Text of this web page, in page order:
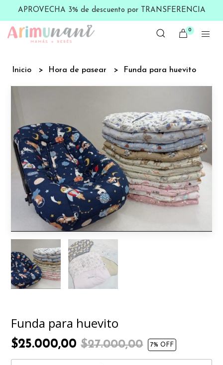
APROVECHA 3% de descuento por TRANSFERENCIA
0
Inicio Hora de pasear Funda para huevito
Funda para huevito
$25.000,00$27.000,00 7% OFF